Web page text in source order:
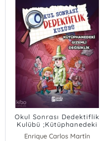
Okul Sonrası Dedektiflik
Kulübü ;Kütüphanedeki
Gizemli Değişiklik
Enrique Carlos Martîn